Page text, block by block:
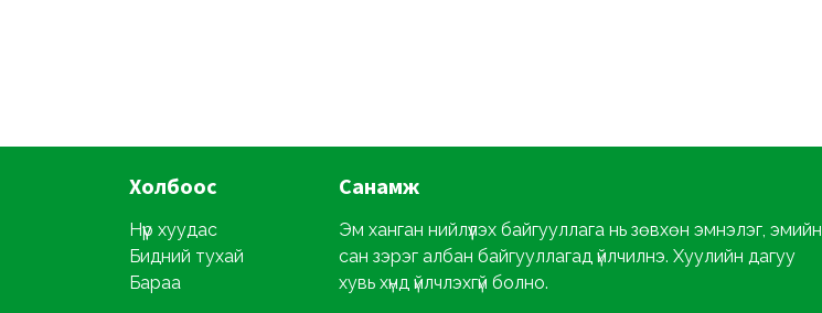
Холбоос
Нүүр хуудас
Бидний тухай
Бараа
Санамж
Эм ханган нийлүүлэх байгууллага нь зөвхөн эмнэлэг, эмийн
сан зэрэг албан байгууллагад үйлчилнэ. Хуулийн дагуу
хувь хүнд үйлчлэхгүй болно.